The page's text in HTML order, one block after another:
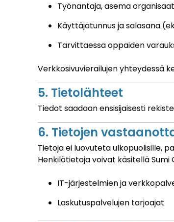
Työnantaja, asema
Käyttäjätunnus ja salasana
Tarvittaessa oppaiden
Verkkosivuvierailujen yhteydessä
5. Tietolähteet
Tiedot saadaan ensisijaisesti
6. Tietojen
Tietoja ei luovuteta ulkopuolisille,
Henkilötietoja voivat käsitellä
IT-järjestelmien ja
Laskutuspalvelujen tarjoajat